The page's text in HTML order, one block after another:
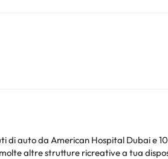
auto da American Hospital Dubai e
altre strutture ricreative a tua